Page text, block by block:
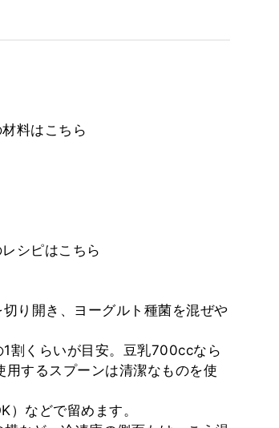
料はこちら
シピはこちら
り開き、ヨーグルト種菌を混ぜや
割くらいが目安。豆乳700ccなら
するスプーンは清潔なものを使
などで留めます。